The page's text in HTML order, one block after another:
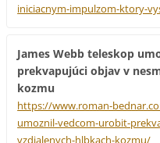
iniciacnym-impulzom-ktory-
James Webb teleskop
prekvapujúci objav v
kozmu
https://www.roman-
umoznil-vedcom-urobit-
vzdialenych-hlbkach-kozmu/